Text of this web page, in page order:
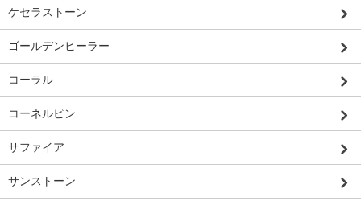
ケセラストーン
ゴールデンヒーラー
コーラル
コーネルピン
サファイア
サンストーン